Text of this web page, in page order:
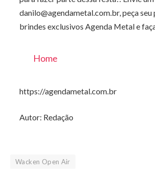
danilo@agendametal.com.br, peça seu
brindes exclusivos Agenda Metal e
Home
https://agendametal.com.br
Autor: Redação
Wacken Open Air